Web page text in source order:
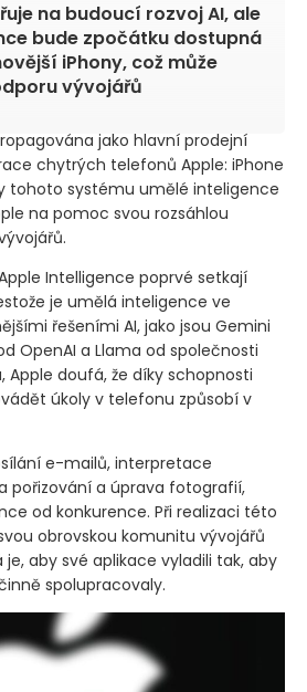
na budoucí rozvoj AI, ale
bude zpočátku dostupná
iPhony, což může
vývojářů
jako hlavní prodejní
chytrých telefonů Apple: iPhone
tohoto systému umělé inteligence
na pomoc svou rozsáhlou
Intelligence poprvé setkají
je umělá inteligence ve
řešeními AI, jako jsou Gemini
OpenAI a Llama od společnosti
Apple doufá, že díky schopnosti
úkoly v telefonu způsobí v
e-mailů, interpretace
pořizování a úprava fotografií,
od konkurence. Při realizaci této
obrovskou komunitu vývojářů
aby své aplikace vyladili tak, aby
spolupracovaly.